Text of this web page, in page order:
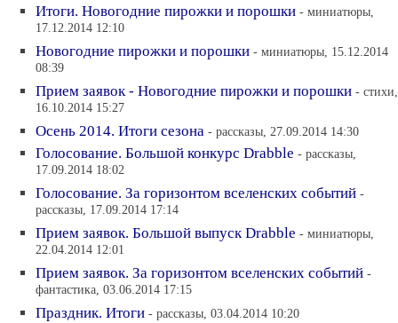
Итоги. Новогодние пирожки и порошки - миниатюры,
17.12.2014 12:10
Новогодние пирожки и порошки - миниатюры, 15.12.2014
08:39
Прием заявок - Новогодние пирожки и порошки - стихи,
16.10.2014 15:27
Осень 2014. Итоги сезона - рассказы, 27.09.2014 14:30
Голосование. Большой конкурс Drabble - рассказы,
17.09.2014 18:02
Голосование. За горизонтом вселенских событий -
рассказы, 17.09.2014 17:14
Прием заявок. Большой выпуск Drabble - миниатюры,
22.04.2014 12:01
Прием заявок. За горизонтом вселенских событий -
фантастика, 03.06.2014 17:15
Праздник. Итоги - рассказы, 03.04.2014 10:20